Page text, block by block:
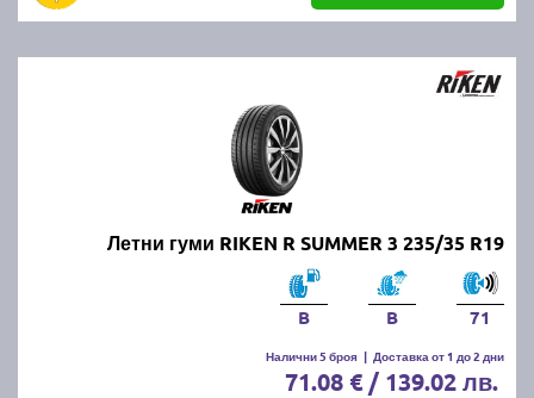
Летни гуми RIKEN R SUMMER 3 235/35 R19
B B 71
Налични 5 броя | Доставка от 1 до 2 дни
71.08 € / 139.02 лв.